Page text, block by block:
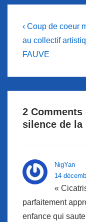
de
l’article
Previous
Post
is
‹ Coup de coeur
au collectif
FAUVE
2 Comments
silence de
NigYan
14
«
parfaitement
enfance qui